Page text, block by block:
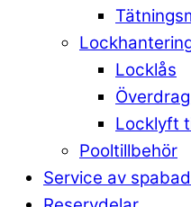
Locklås
Locklyft
Pooltillbehör
Service av spabad